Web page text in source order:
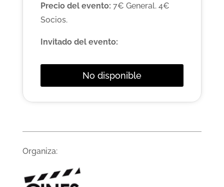
Precio del evento: 7€ General. 4€
Socios.
Invitado del evento:
No disponible
Organiza: